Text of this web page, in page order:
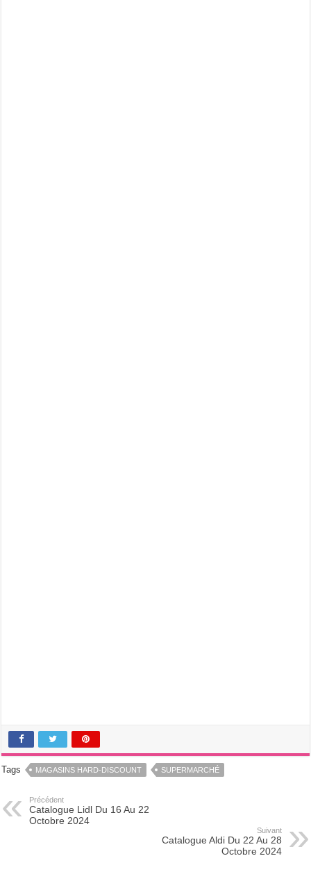
Tags MAGASINS HARD-DISCOUNT SUPERMARCHÉ
Précédent
Catalogue Lidl Du 16 Au 22
Octobre 2024
Suivant
Catalogue Aldi Du 22 Au 28
Octobre 2024